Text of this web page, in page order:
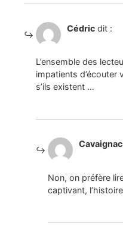
Cédric dit :
L’ensemble des
impatients
s’ils existent …
Cavaignac
Non, on préfère
captivant,